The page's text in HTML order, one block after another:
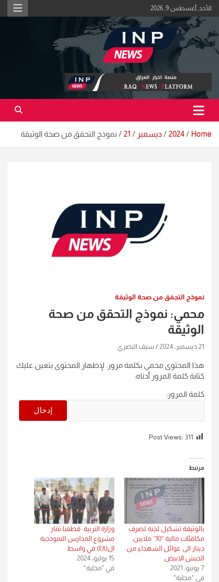
Skip
to
content
الأحد, أغسطس 9, 2026
منصة اخبار العراق
اكبر منصة خبرية في العراق | #الحقيقة_اولاً
Home
2024 ديسمبر 21 نموذج التحقق من صحة الوثيقة
نموذج التجقق من صحة الوثيقة
محمي: نموذج التحقق من صحة
الوثيقة
21 ديسمبر، 2024 سيف البصري
هذا المحتوى محمي بكلمة مرور. لإظهار المحتوى يتعين عليك
كتابة كلمة المرور أدناه:
كلمة المرور:
Post Views: 311
مرتبط
بالوثيقة تشكيل لجنة لصرف
مكافئات مالية “10” ملايين
دينار الى عوائل الشهداء من
الجيش الابيض
7 يونيو، 2021
في "محلية"
وزارة التربية: قطفنا ثمار
مشروع المدارس النموذجية
ال(٤٨) في واسط
15 يوليو، 2024
في "محلية"